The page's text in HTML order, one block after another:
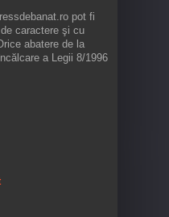
pot fi
caractere şi cu
abatere de la
a Legii 8/1996